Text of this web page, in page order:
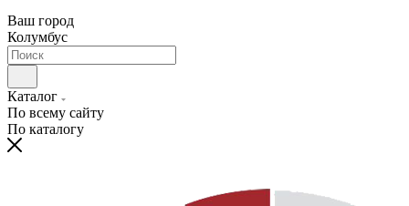
Ваш город
Колумбус
Каталог
По всему сайту
По каталогу